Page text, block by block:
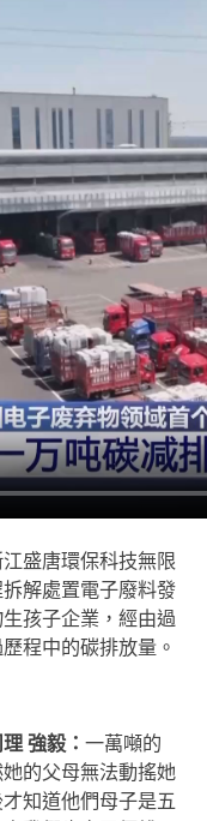
盛唐環保科技無限
解處置電子廢料發
孩子企業，經由過
程中的碳排放量。
強毅：一萬噸的
的父母無法動搖她
知道他們母子是五